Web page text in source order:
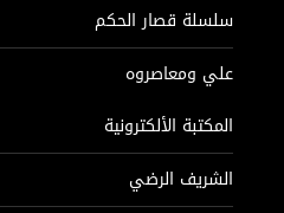
سلسلة قصار الحكم
علي ومعاصروه
المكتبة الألكترونية
الشريف الرضي